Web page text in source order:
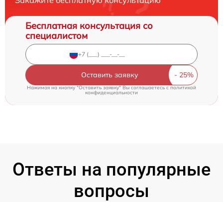
Бесплатная консультация со
специалистом
Оставить заявку
Нажимая на кнопку "Оставить заявку" Вы соглашаетесь cполитикой
конфиденциальности
Ответы на популярные
вопросы